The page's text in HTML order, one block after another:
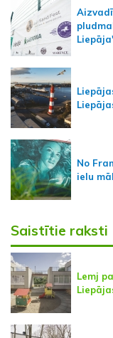
No
ielu
Saistītie raksti
Lemj